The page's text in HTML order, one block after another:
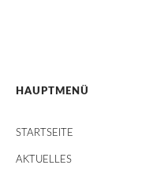
HAUPTMENÜ
STARTSEITE
AKTUELLES